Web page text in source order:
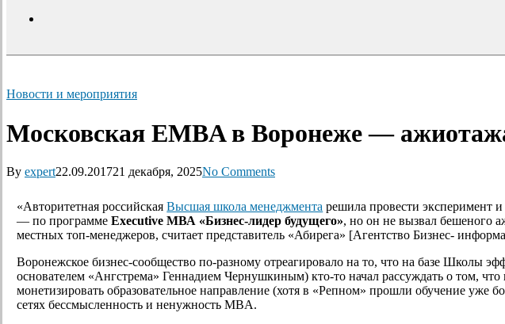
Новости и мероприятия
Московская EMBA в Воронеже —
By expert22.09.201721 декабря, 2025No Comments
«Авторитетная российскаяВысшая школа менеджмента решила провести эксперимент
— по программеExecutive МВА «Бизнес-лидер будущего», но он не вызвал бешеного
местных топ-менеджеров, считает представитель «Абирега» [Агентство Бизнес-
Воронежское бизнес-сообщество по-разному отреагировало на то, что на базе Школы
основателем «Ангстрема» Геннадием Чернушкиным) кто-то начал рассуждать о том,
монетизировать образовательное направление (хотя в «Репном» прошли обучение уже
сетях бессмысленность и ненужность MBA.